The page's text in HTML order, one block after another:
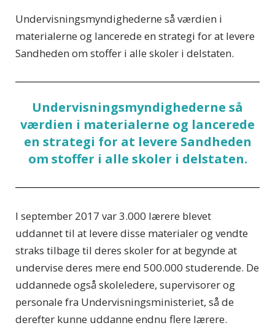
Undervisningsmyndighederne så værdien i
materialerne og lancerede en strategi for at levere
Sandheden om stoffer i alle skoler i delstaten.
Undervisningsmyndighederne så
værdien i materialerne og lancerede
en strategi for at levere Sandheden
om stoffer i alle skoler i delstaten.
I september 2017 var 3.000 lærere blevet
uddannet til at levere disse materialer og vendte
straks tilbage til deres skoler for at begynde at
undervise deres mere end 500.000 studerende. De
uddannede også skoleledere, supervisorer og
personale fra Undervisningsministeriet, så de
derefter kunne uddanne endnu flere lærere.